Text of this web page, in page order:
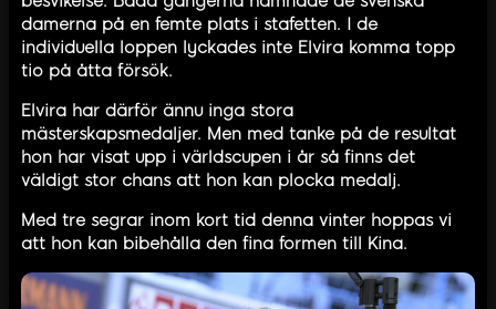
damerna på en femte plats i stafetten. I de
individuella loppen lyckades inte Elvira komma topp
tio på åtta försök.
Elvira har därför ännu inga stora
mästerskapsmedaljer. Men med tanke på de resultat
hon har visat upp i världscupen i år så finns det
väldigt stor chans att hon kan plocka medalj.
Med tre segrar inom kort tid denna vinter hoppas vi
att hon kan bibehålla den fina formen till Kina.